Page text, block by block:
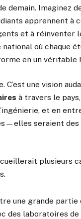
demain. Imaginez
apprennent à
et à réinventer
où chaque
en un véritable
C’est une vision
à travers le
et en
seraient
plusieurs
une grande
des laboratoires